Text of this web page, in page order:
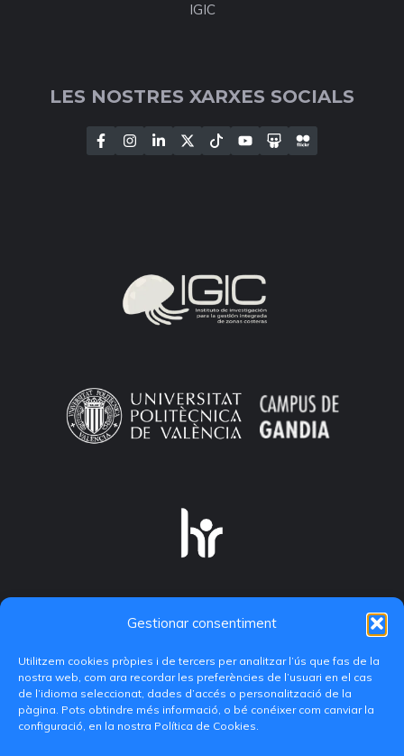
Gestionar consentiment
Utilitzem cookies pròpies i de tercers per analitzar l’ús que fas de la
nostra web, com ara recordar les preferències de l’usuari en el cas
de l’idioma seleccionat, dades d’accés o personalització de la
pàgina. Pots obtindre més informació, o bé conéixer com canviar la
configuració, en la nostra Política de Cookies.
IGIC
LES NOSTRES XARXES SOCIALS
C/ Paranimf, 1 - 46730 Grau de Gandia